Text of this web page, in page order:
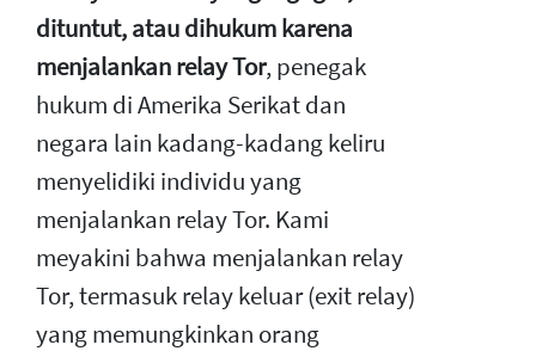
dituntut, atau dihukum karena
menjalankan relay Tor, penegak
hukum di Amerika Serikat dan
negara lain kadang-kadang keliru
menyelidiki individu yang
menjalankan relay Tor. Kami
meyakini bahwa menjalankan relay
Tor, termasuk relay keluar (exit relay)
yang memungkinkan orang